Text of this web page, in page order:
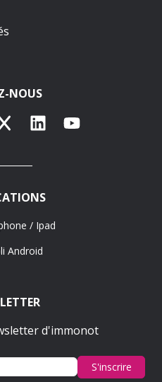
NOUS
LinkedInYouTube
/ Ipad
Android
d'immonot
S'inscrire